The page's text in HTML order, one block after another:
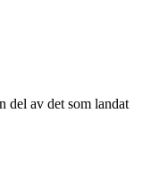
del av det som landat